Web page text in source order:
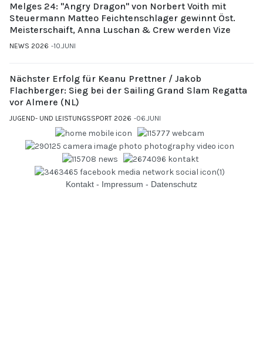
Melges 24: "Angry Dragon" von Norbert Voith mit
Steuermann Matteo Feichtenschlager gewinnt Öst.
Meisterschaift, Anna Luschan & Crew werden Vize
NEWS 2026 10.JUNI
Nächster Erfolg für Keanu Prettner / Jakob
Flachberger: Sieg bei der Sailing Grand Slam Regatta
vor Almere (NL)
JUGEND- UND LEISTUNGSSPORT 2026 06.JUNI
Kontakt - Impressum - Datenschutz